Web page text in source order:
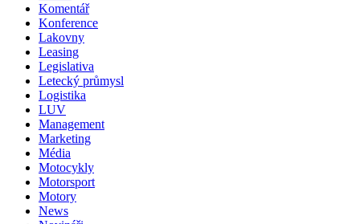
Komentář
Konference
Lakovny
Leasing
Legislativa
Letecký průmysl
Logistika
LUV
Management
Marketing
Média
Motocykly
Motorsport
Motory
News